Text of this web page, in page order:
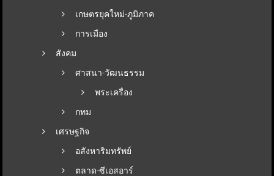
เกษตรยุคใหม่-ภูมิภาค
การเมือง
สังคม
ศาสนา-วัฒนธรรม
พระเครื่อง
กทม
เศรษฐกิจ
อสังหาริมทรัพย์
ตลาด-ซีเอสอาร์